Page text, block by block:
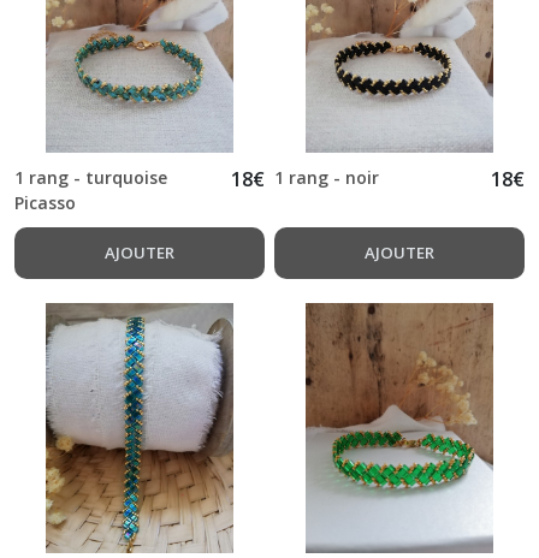
1 rang - turquoise
Picasso
18€
AJOUTER
1 rang - noir 18€
AJOUTER